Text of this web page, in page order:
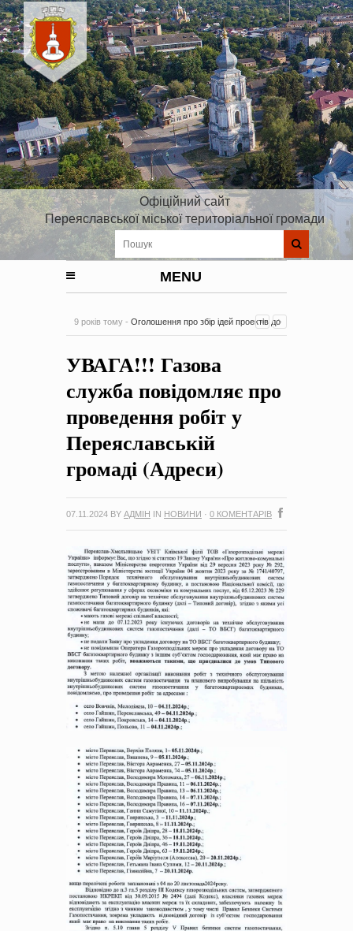
Офіційний сайт
Переяславської міської територіальної громади
MENU
9 років тому - Оголошення про збір ідей проектів до
на період 2018 – 2020 роки Оголошення про збір ідей
УВАГА!!! Газова
служба повідомляє про
проведення робіт у
Переяславській
громаді (Адреси)
07.11.2024 BY АДМІН IN НОВИНИ · 0 КОМЕНТАРІВ